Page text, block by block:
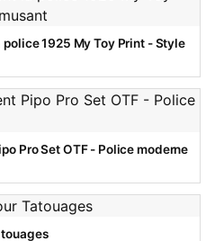
1925 My Toy Print - Style
Pro Set OTF - Police moderne